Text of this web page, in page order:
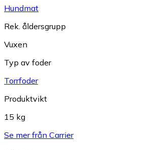
Hundmat
Rek. åldersgrupp
Vuxen
Typ av foder
Torrfoder
Produktvikt
15 kg
Se mer från Carrier